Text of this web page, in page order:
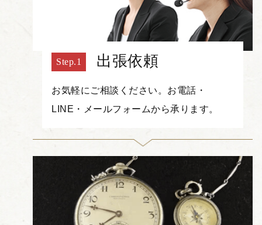
出張依頼
お気軽にご相談ください。お電話・
LINE・メールフォームから承ります。